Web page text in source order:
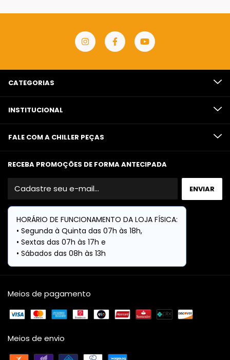
CATEGORIAS
INSTITUCIONAL
FALE COM A CHILLER PEÇAS
RECEBA PROMOÇÕES DE FORMA ANTECIPADA
Meios de pagamento
Meios de envio